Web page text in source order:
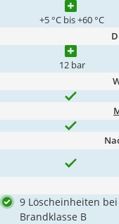
+5 °C bis +60 °C
12 bar
9 Löscheinheiten bei
Brandklasse B